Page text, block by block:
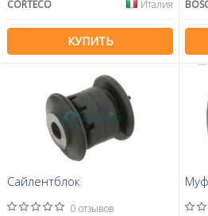
CORTECO
Италия
КУПИТЬ
Сайлентблок
0 отзывов